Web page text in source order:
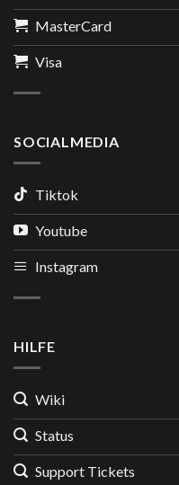
MasterCard
Visa
SOCIALMEDIA
Tiktok
Youtube
Instagram
HILFE
Wiki
Status
Support Tickets